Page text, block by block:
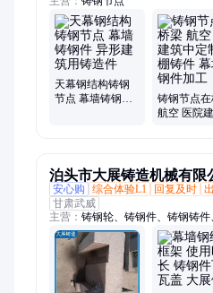
天幕钢结构铸钢
节点 幕墙铸钢件
铸钢节点
航空 医院
泊头市大展铸造机械有限
安心购
综合体验L1 回复及时
甘肃武威
主营： 铸钢轮、铸钢件、铸钢铸
件、大型铸钢件、中型铸钢件、
造、消失模真空铸造